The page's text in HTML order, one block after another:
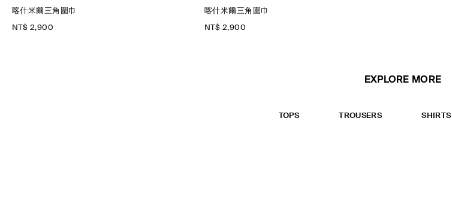
喀什米爾三角圍巾
NT$ 2,900
喀什米爾三角圍巾
NT$ 2,900
EXPLORE MORE
TOPS TROUSERS SHIRTS